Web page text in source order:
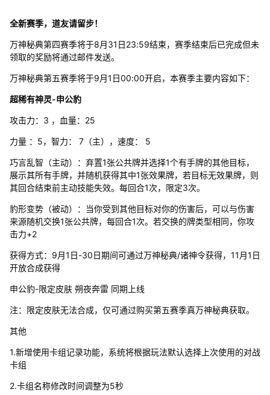
全新赛季，道友请留步！
万神秘典第四赛季将于8月31日23:59结束，赛季结束后已完成但未
领取的奖励将通过邮件发送。
万神秘典第五赛季将于9月1日00:00开启，本赛季主要内容如下：
超稀有神灵-申公豹
攻击力：3 ，血量：25
力量 ：5，智力： 7（主），速度： 5
巧言乱智（主动）：弃置1张公共牌并选择1个有手牌的其他目标，
展示其所有手牌，并随机获得其中1张效果牌，若目标无效果牌，则
其回合结束前主动技能失效。每回合1次，限定3次。
豹形变势（被动）：当你受到其他目标对你的伤害后，可以与伤害
来源随机交换1张公共牌，每回合1次。若交换的牌类型相同，你攻
击力+2
获得方式：9月1日-30日期间可通过万神秘典/诸神令获得，11月1日
开放合成获得
申公豹-限定皮肤 朔夜奔雷 同期上线
注：限定皮肤无法合成，仅可通过购买第五赛季真万神秘典获取。
其他
1.新增使用卡组记录功能，系统将根据玩法默认选择上次使用的对战
卡组
2.卡组名称修改时间调整为5秒